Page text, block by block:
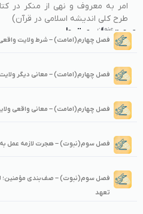
امر به معروف و نهی از منکر در
طرح کلی اندیشه اسلامی در قرآن)
صوت‌های مرتبط
عنوان
فصل چهارم(امامت) – شرط ولایت
فصل چهارم(امامت) – معانی دیگر
فصل چهارم(امامت) – معانی واقعی
فصل سوم(نبوت) – هجرت لازمه عمل به
فصل سوم(نبوت) – صف‌بندی مؤمنین؛
تعهد